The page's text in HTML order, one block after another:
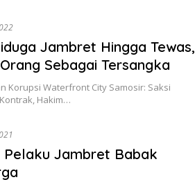
Jambret Hingga Tewas,
Sebagai Tersangka
Korupsi Waterfront City Samosir: Saksi
Hakim…
Pelaku Jambret Babak